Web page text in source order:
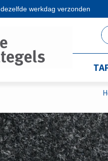
, dezelfde werkdag verzonden